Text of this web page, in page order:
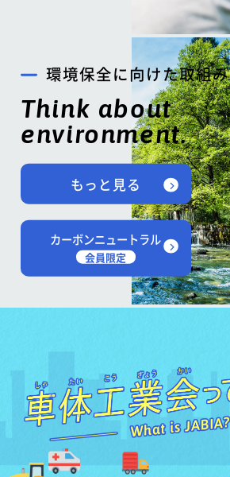
環境保全に向けた取組み
Think about
environment.
もっと見る
カーボンニュートラル
会員限定